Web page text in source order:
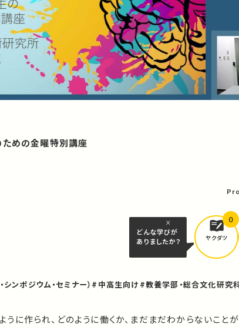
Video
めの金曜特別講座
どんな学びが
ありましたか？
ヤクダツ
0
ンポジウム・セミナー） #中高生向け #教養学部・総合文化研究
に作られ、どのように働くか、まだまだわからないことが